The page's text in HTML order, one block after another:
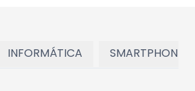
INFORMÁTICA SMARTPHONES